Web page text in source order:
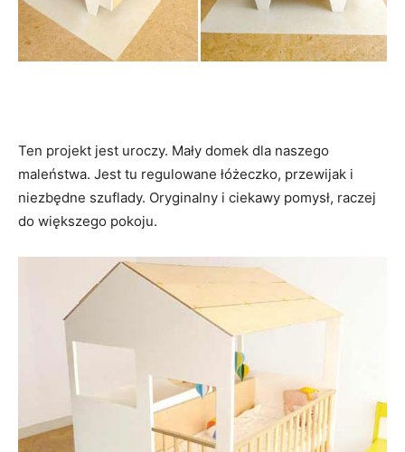
Ten projekt jest uroczy. Mały domek dla naszego
maleństwa. Jest tu regulowane łóżeczko, przewijak i
niezbędne szuflady. Oryginalny i ciekawy pomysł, raczej
do większego pokoju.